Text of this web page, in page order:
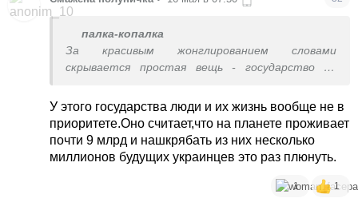
палка-копалка
За красивым жонглированием словами
скрывается простая вещь - государство не
задачей. Это я так очень мягко сформулировала
У этого государства люди и их жизнь вообще не в
приоритете.Оно считает,что на планете проживает
почти 9 млрд и нашкрябать из них несколько
миллионов будущих украинцев это раз плюнуть.
1 1